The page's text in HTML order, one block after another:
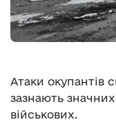
Атаки окупантів
зазнають значних
військових.